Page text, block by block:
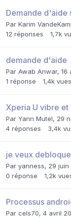
Demande d'aide
Par Karim
12 réponses 1,7k
demande d'aide
Par Awab Anwar, 16
1 réponse 1,4k vues
Xperia U vibre et
Par Yann Mutel, 29
4 réponses 3,4k
je veux
Par yanness, 29 juin
0 réponse 1,2k
Processus
Par cels70, 4 avril